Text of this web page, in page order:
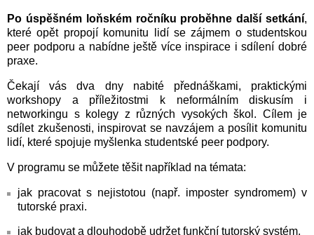
Po úspěšném loňském ročníku proběhne další setkání,
které opět propojí komunitu lidí se zájmem o studentskou
peer podporu a nabídne ještě více inspirace i sdílení dobré
praxe.
Čekají vás dva dny nabité přednáškami, praktickými
workshopy a příležitostmi k neformálním diskusím i
networkingu s kolegy z různých vysokých škol. Cílem je
sdílet zkušenosti, inspirovat se navzájem a posílit komunitu
lidí, které spojuje myšlenka studentské peer podpory.
V programu se můžete těšit například na témata:
jak pracovat s nejistotou (např. imposter syndromem) v
tutorské praxi.
jak budovat a dlouhodobě udržet funkční tutorský systém,